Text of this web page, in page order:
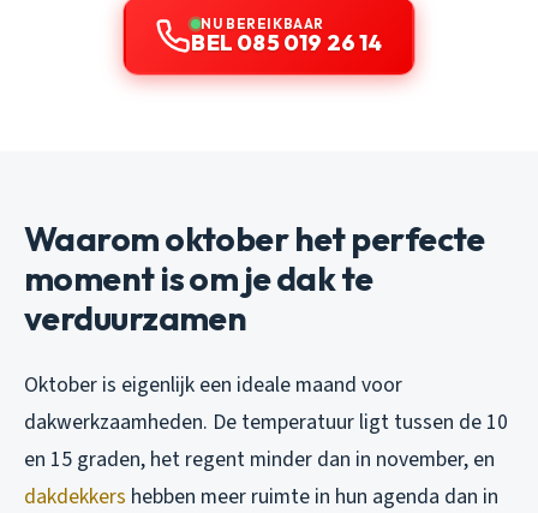
NU BEREIKBAAR
BEL 085 019 26 14
Waarom oktober het perfecte
moment is om je dak te
verduurzamen
Oktober is eigenlijk een ideale maand voor
dakwerkzaamheden. De temperatuur ligt tussen de 10
en 15 graden, het regent minder dan in november, en
dakdekkers hebben meer ruimte in hun agenda dan in